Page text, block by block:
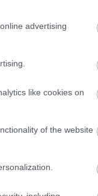
advertising
like cookies on
of the website
a
az
gépi
foglalkozó